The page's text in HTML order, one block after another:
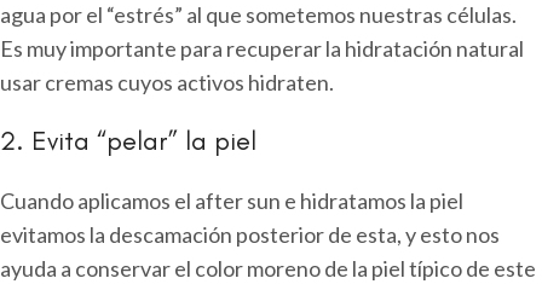
agua por el “estrés” al que sometemos nuestras células.
Es muy importante para recuperar la hidratación natural
usar cremas cuyos activos hidraten.
2. Evita “pelar” la piel
Cuando aplicamos el after sun e hidratamos la piel
evitamos la descamación posterior de esta, y esto nos
ayuda a conservar el color moreno de la piel típico de este